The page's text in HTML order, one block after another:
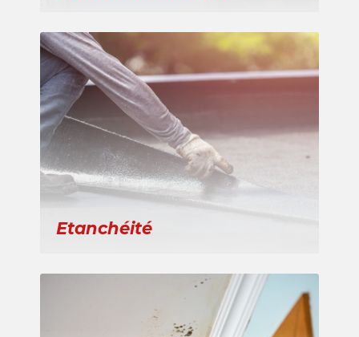
Etanchéité